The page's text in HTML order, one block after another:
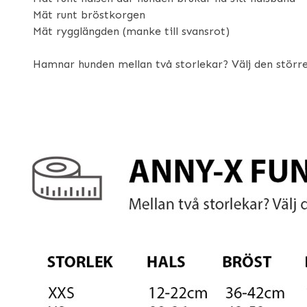
Mät runt bröstkorgen
Mät rygglängden (manke till svansrot)
Hamnar hunden mellan två storlekar? Välj den